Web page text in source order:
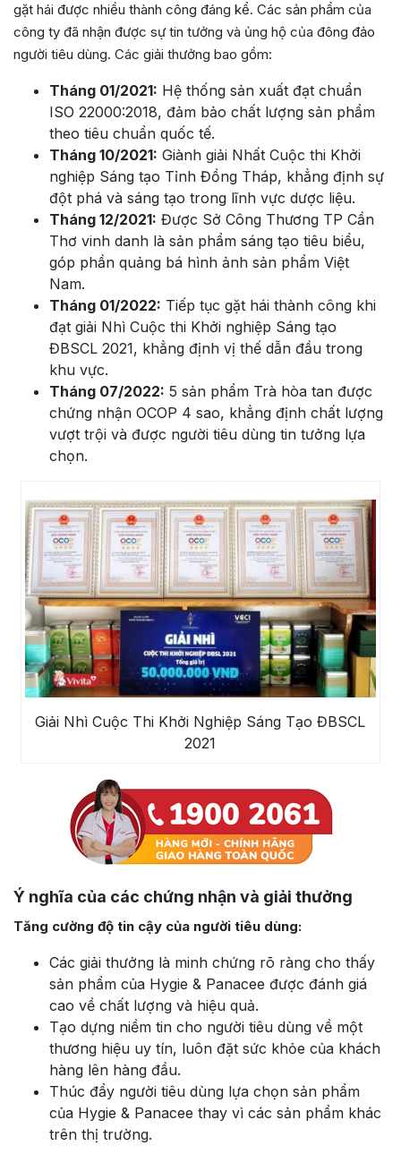
gặt hái được nhiều thành công đáng kể. Các sản phẩm của
công ty đã nhận được sự tin tưởng và ủng hộ của đông đảo
người tiêu dùng. Các giải thưởng bao gồm:
Tháng 01/2021: Hệ thống sản xuất đạt chuẩn
ISO 22000:2018, đảm bảo chất lượng sản phẩm
theo tiêu chuẩn quốc tế.
Tháng 10/2021: Giành giải Nhất Cuộc thi Khởi
nghiệp Sáng tạo Tỉnh Đồng Tháp, khẳng định sự
đột phá và sáng tạo trong lĩnh vực dược liệu.
Tháng 12/2021: Được Sở Công Thương TP Cần
Thơ vinh danh là sản phẩm sáng tạo tiêu biểu,
góp phần quảng bá hình ảnh sản phẩm Việt
Nam.
Tháng 01/2022: Tiếp tục gặt hái thành công khi
đạt giải Nhì Cuộc thi Khởi nghiệp Sáng tạo
ĐBSCL 2021, khẳng định vị thế dẫn đầu trong
khu vực.
Tháng 07/2022: 5 sản phẩm Trà hòa tan được
chứng nhận OCOP 4 sao, khẳng định chất lượng
vượt trội và được người tiêu dùng tin tưởng lựa
chọn.
Giải Nhì Cuộc Thi Khởi Nghiệp Sáng Tạo ĐBSCL
2021
Ý nghĩa của các chứng nhận và giải thưởng
Tăng cường độ tin cậy của người tiêu dùng:
Các giải thưởng là minh chứng rõ ràng cho thấy
sản phẩm của Hygie & Panacee được đánh giá
cao về chất lượng và hiệu quả.
Tạo dựng niềm tin cho người tiêu dùng về một
thương hiệu uy tín, luôn đặt sức khỏe của khách
hàng lên hàng đầu.
Thúc đẩy người tiêu dùng lựa chọn sản phẩm
của Hygie & Panacee thay vì các sản phẩm khác
trên thị trường.